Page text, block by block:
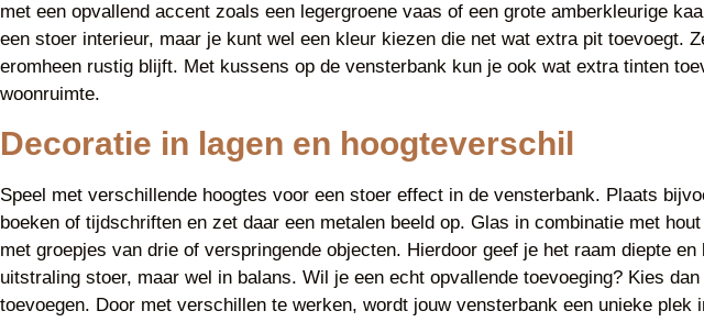
met een opvallend accent zoals een legergroene vaas of een grote amberkleurige
een stoer interieur, maar je kunt wel een kleur kiezen die net wat extra pit toevoegt.
eromheen rustig blijft. Met kussens op de vensterbank kun je ook wat extra tinten
woonruimte.
Decoratie in lagen en hoogteverschil
Speel met verschillende hoogtes voor een stoer effect in de vensterbank. Plaats
boeken of tijdschriften en zet daar een metalen beeld op. Glas in combinatie met
met groepjes van drie of verspringende objecten. Hierdoor geef je het raam diepte
uitstraling stoer, maar wel in balans. Wil je een echt opvallende toevoeging? Kies
toevoegen. Door met verschillen te werken, wordt jouw vensterbank een unieke plek